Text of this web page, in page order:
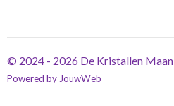
© 2024 - 2026 De Kristallen Maan
Powered by JouwWeb